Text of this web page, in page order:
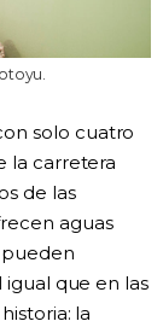
solo cuatro
la carretera
de las
aguas
que en las
la